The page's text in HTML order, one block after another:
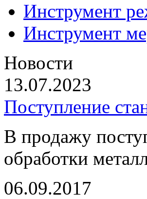
Инструмент
Инструмент
Новости
13.07.2023
Поступление
В продажу
обработки
06.09.2017